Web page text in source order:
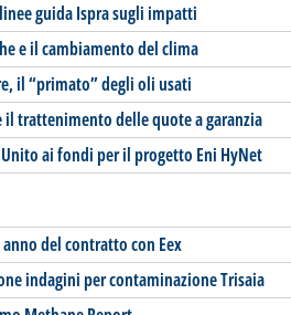
guida Ispra sugli impatti
e il cambiamento del clima
il “primato” degli oli usati
il trattenimento delle quote a garanzia
Unito ai fondi per il progetto Eni HyNet
del contratto con Eex
indagini per contaminazione Trisaia